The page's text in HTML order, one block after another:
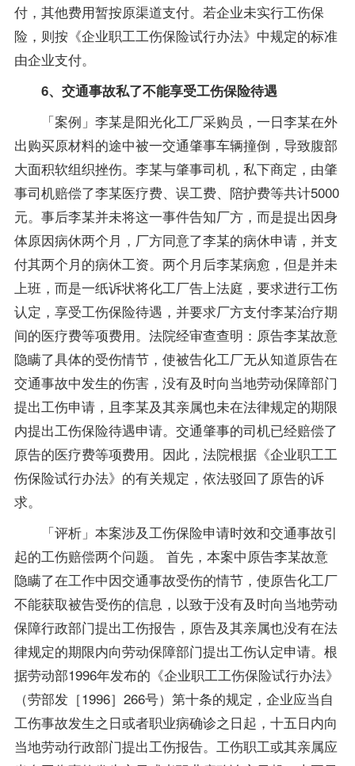
付，其他费用暂按原渠道支付。若企业未实行工伤保
险，则按《企业职工工伤保险试行办法》中规定的标准
由企业支付。
6、交通事故私了不能享受工伤保险待遇
「案例」李某是阳光化工厂采购员，一日李某在外
出购买原材料的途中被一交通肇事车辆撞倒，导致腹部
大面积软组织挫伤。李某与肇事司机，私下商定，由肇
事司机赔偿了李某医疗费、误工费、陪护费等共计5000
元。事后李某并未将这一事件告知厂方，而是提出因身
体原因病休两个月，厂方同意了李某的病休申请，并支
付其两个月的病休工资。两个月后李某病愈，但是并未
上班，而是一纸诉状将化工厂告上法庭，要求进行工伤
认定，享受工伤保险待遇，并要求厂方支付李某治疗期
间的医疗费等项费用。法院经审查查明：原告李某故意
隐瞒了具体的受伤情节，使被告化工厂无从知道原告在
交通事故中发生的伤害，没有及时向当地劳动保障部门
提出工伤申请，且李某及其亲属也未在法律规定的期限
内提出工伤保险待遇申请。交通肇事的司机已经赔偿了
原告的医疗费等项费用。因此，法院根据《企业职工工
伤保险试行办法》的有关规定，依法驳回了原告的诉
求。
「评析」本案涉及工伤保险申请时效和交通事故引
起的工伤赔偿两个问题。 首先，本案中原告李某故意
隐瞒了在工作中因交通事故受伤的情节，使原告化工厂
不能获取被告受伤的信息，以致于没有及时向当地劳动
保障行政部门提出工伤报告，原告及其亲属也没有在法
律规定的期限内向劳动保障部门提出工伤认定申请。根
据劳动部1996年发布的《企业职工工伤保险试行办法》
（劳部发［1996］266号）第十条的规定，企业应当自
工伤事故发生之日或者职业病确诊之日起，十五日内向
当地劳动行政部门提出工伤报告。工伤职工或其亲属应